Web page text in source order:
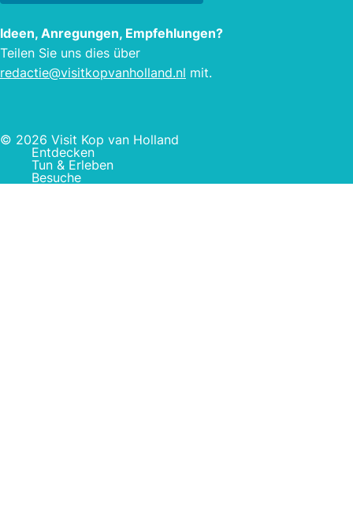
Ideen, Anregungen, Empfehlungen?
Teilen Sie uns dies über
redactie@visitkopvanholland.nl mit.
© 2026 Visit Kop van Holland
Entdecken
Tun & Erleben
Besuche